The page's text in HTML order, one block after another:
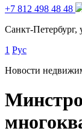
+7 812 498 48 48
Санкт-
1 Рус
Новости